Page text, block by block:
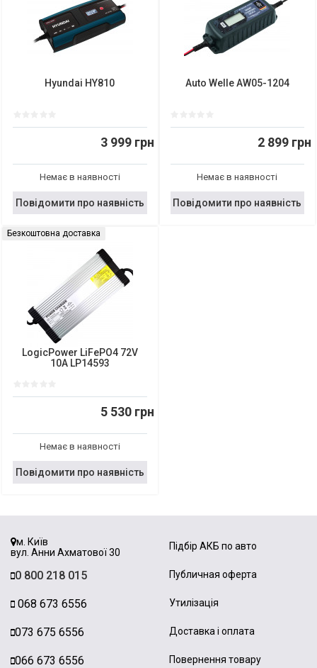
Hyundai HY810
3 999 грн
Немає в наявності
Повідомити про наявність
Auto Welle AW05-1204
2 899 грн
Немає в наявності
Повідомити про наявність
Безкоштовна доставка
LogicPower LiFePO4 72V
10A LP14593
5 530 грн
Немає в наявності
Повідомити про наявність
м. Київ
вул. Анни Ахматової 30
0 800 218 015
068 673 6556
073 675 6556
066 673 6556
Підбір АКБ по авто
Публичная оферта
Утилізація
Доставка і оплата
Повернення товару